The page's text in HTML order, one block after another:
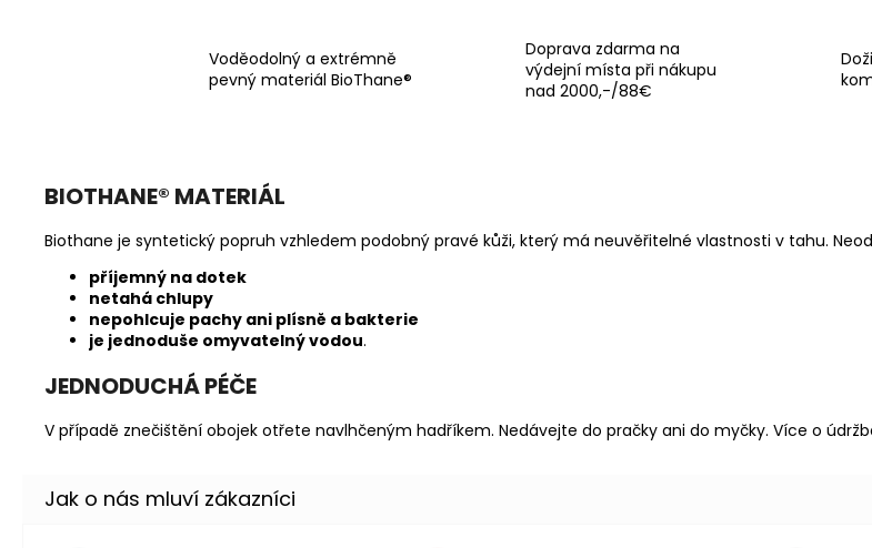
Voděodolný a extrémně
pevný materiál BioThane®
Doprava zdarma na
výdejní místa při nákupu
nad 2000,-/88€
BIOTHANE® MATERIÁL
Biothane je syntetický popruh vzhledem podobný pravé kůži, který má neuvěřitelné vlastnosti v tahu.
příjemný na dotek
netahá chlupy
nepohlcuje pachy ani plísně a bakterie
je jednoduše omyvatelný vodou.
JEDNODUCHÁ PÉČE
V případě znečištění obojek otřete navlhčeným hadříkem. Nedávejte do pračky ani do myčky. Více o